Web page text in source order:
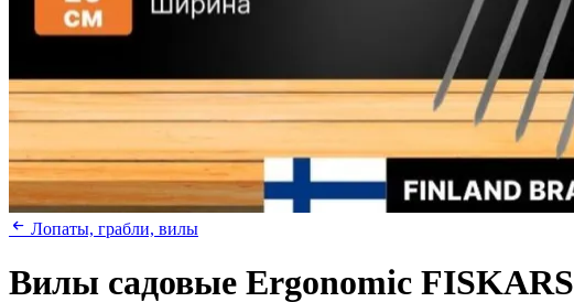
Лопаты, грабли, вилы
Вилы садовые Ergonomic FISKARS